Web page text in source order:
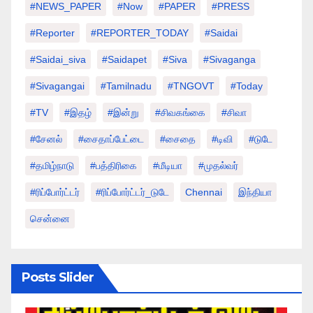
#NEWS_PAPER #Now #PAPER #PRESS
#Reporter #REPORTER_TODAY #saidai
#saidai_siva #saidapet #Siva #Sivaganga
#sivagangai #tamilnadu #TNGOVT #today
#TV #இதழ் #இன்று #சிவகங்கை #சிவா
#சேனல் #சைதாப்பேட்டை #சைதை #டிவி #டுடே
#தமிழ்நாடு #பத்திரிகை #மீடியா #முதல்வர்
#ரிப்போர்ட்டர் #ரிப்போர்ட்டர்_டுடே Chennai இந்தியா
சென்னை
Posts Slider